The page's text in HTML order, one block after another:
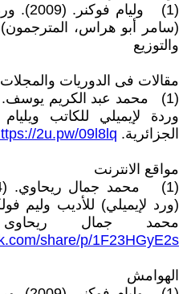
(1)
(سامر أبو هراس، المترجمون)
والتوزيع
مقالات فى الدوريات والمجلات
وردة لإيميلي للكاتب ويليام
الجزائرية. 2u.pw/09l8lq
مواقع الانترنت
(ورد لإيميلي) للأديب وليم
محمد جمال
share/p/1F23HGyE2s
الهوامش